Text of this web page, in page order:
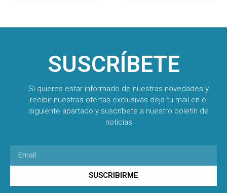
SUSCRÍBETE
Si quieres estar informado de nuestras novedades y
recibir nuestras ofertas exclusivas deja tu mail en el
siguiente apartado y suscríbete a nuestro boletín de
noticias
SUSCRIBIRME